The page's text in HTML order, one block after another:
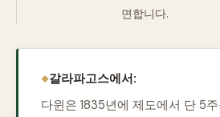
면합니다.
갈라파고스에서:
다윈은 1835년에 제도에서 단 5주